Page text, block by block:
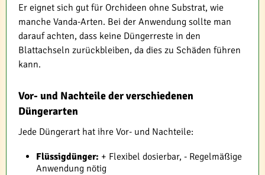
Er eignet sich gut für Orchideen ohne Substrat, wie
manche Vanda-Arten. Bei der Anwendung sollte man
darauf achten, dass keine Düngerreste in den
Blattachseln zurückbleiben, da dies zu Schäden führen
kann.
Vor- und Nachteile der verschiedenen
Düngerarten
Jede Düngerart hat ihre Vor- und Nachteile:
Flüssigdünger: + Flexibel dosierbar, - Regelmäßige
Anwendung nötig